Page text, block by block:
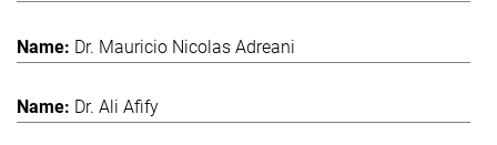
Dr. Mauricio Nicolas Adreani
Dr. Ali Afify